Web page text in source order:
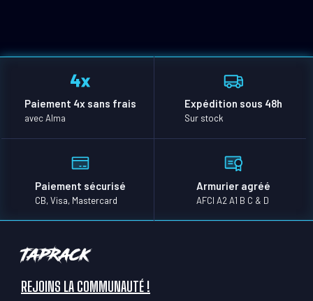
Paiement 4x sans frais
avec Alma
Expédition sous 48h
Sur stock
Paiement sécurisé
CB, Visa, Mastercard
Armurier agréé
AFCI A2 A1 B C & D
TapRack
REJOINS LA COMMUNAUTÉ !